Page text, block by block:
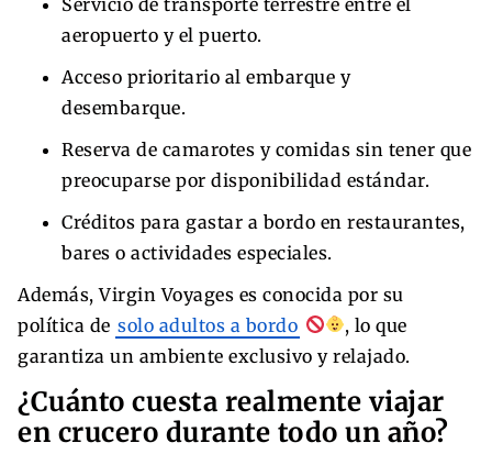
aeropuerto y el puerto.
Acceso prioritario al embarque y
desembarque.
Reserva de camarotes y comidas sin tener que
preocuparse por disponibilidad estándar.
Créditos para gastar a bordo en restaurantes,
bares o actividades especiales.
Además, Virgin Voyages es conocida por su
política de solo adultos a bordo
, lo que
garantiza un ambiente exclusivo y relajado.
¿Cuánto cuesta realmente viajar
en crucero durante todo un año?